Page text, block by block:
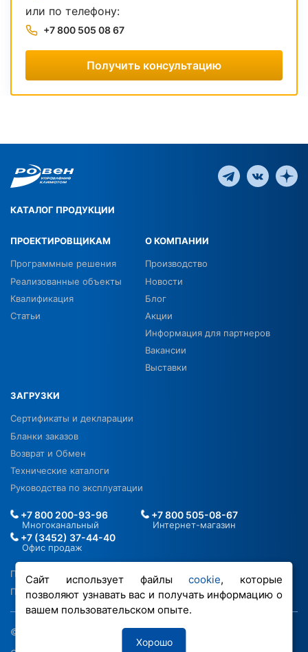
или по телефону:
+7 800 505 08 67
Получить консультацию
Сайт использует файлыcookie, которые
позволяют узнавать вас и получать информацию о
вашем пользовательском опыте.
Хорошо
КАТАЛОГ ПРОДУКЦИИ
ПРОЕКТИРОВЩИКАМ
Программные решения
Реализованные объекты
Квалификация
Статьи
О КОМПАНИИ
Производство
Новости
Блог
Акции
Информация для партнеров
Вакансии
Выставки
ЗАГРУЗКИ
Сертификаты и декларации
Бланки заказов
Возврат и Обмен
Технические каталоги
Руководства по эксплуатации
Политика в отношении ПДН
Политика обработки файлов cookie
+7 800 200-93-96
Многоканальный
+7 800 505-08-67
Интернет-магазин
+7 (3452) 37-44-40
Офис продаж
© 2026 ООО «РОВЕН-Регионы»